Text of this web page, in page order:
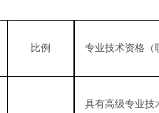
比例 专业技术资格（
具有高级专业技